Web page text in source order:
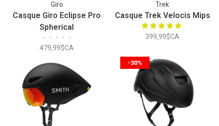
Giro
Casque Giro Eclipse Pro
Spherical
• • • • •
479,99$CA
Trek
Casque Trek Velocis Mips
399,99$CA
-30%